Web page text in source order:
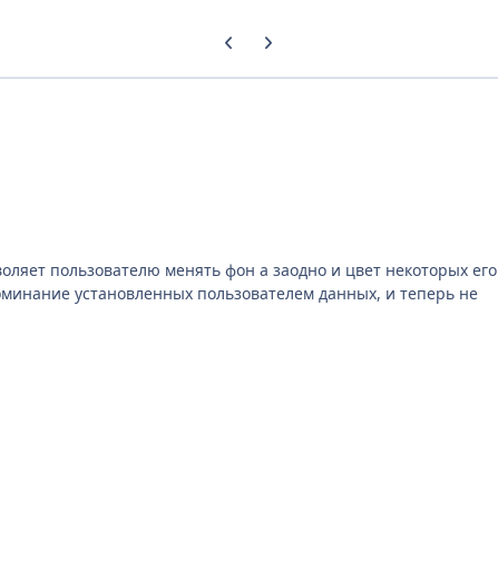
Предыдущий слайд карусели
Следующий слайд карусели
пользователю менять фон а заодно и цвет некоторых его
установленных пользователем данных, и теперь не